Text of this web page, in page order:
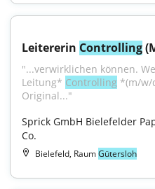
Leitererin Controlling
"...verwirklichen können.
Leitung* Controlling *(m/w/
Original..."
Sprick GmbH Bielefelder
Co.
Bielefeld, RaumGütersloh